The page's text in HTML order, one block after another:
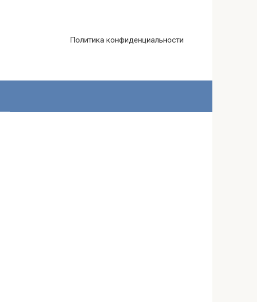
Политика конфиденциальности